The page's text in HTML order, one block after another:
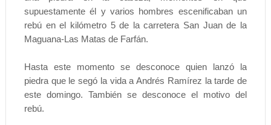
supuestamente él y varios hombres escenificaban un
rebú en el kilómetro 5 de la carretera San Juan de la
Maguana-Las Matas de Farfán.
Hasta este momento se desconoce quien lanzó la
piedra que le segó la vida a Andrés Ramírez la tarde de
este domingo. También se desconoce el motivo del
rebú.